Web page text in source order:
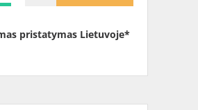
pristatymas Lietuvoje*